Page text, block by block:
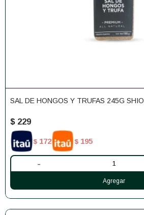
SAL DE HONGOS Y TRUFAS 245G SHIO
$ 229
$ 172 $ 195
-